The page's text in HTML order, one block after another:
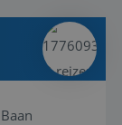
Baan